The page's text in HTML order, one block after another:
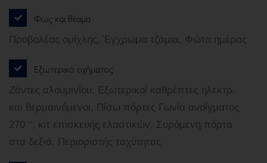
Φως και θέαμα
Προβολέας ομίχλης, Έγχρωμα τζάμια, Φώτα ημέρας
Εξωτερικό οχήματος
Ζάντες αλουμινίου, Εξωτερικοί καθρέπτες ηλεκτρ.
και θερμαινόμενοι, Πίσω πόρτες Γωνία ανοίγματος
270 °, κιτ επισκευής ελαστικών, Συρόμενη πόρτα
στα δεξιά, Περιοριστής ταχύτητας